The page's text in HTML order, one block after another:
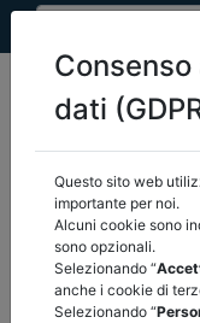
Seleziona una
COMUNICAZIONI
RASSEGNA
dati
Questo sito web
importante per noi.
Alcuni cookie sono
sono opzionali.
Selezionando “
anche i cookie di
Selezionando “